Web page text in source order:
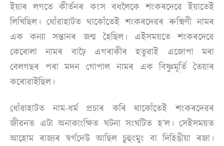
ইয়াৰ লগতে কীৰ্তনৰ কংস বধলৈকে শংকৰদেৱে ইয়াতেই
লিখিছিল। ধোঁৱাহাটত থাকোঁতেই শংকৰদেৱৰ ৰুক্মিণী নামৰ
এক কন্যা সন্তানৰ জন্ম হৈছিল। এইসময়তে শংকৰদেৱে
কেৰোলা নামৰ বাঢ়ৈ এগৰাকীৰ হতুৱাই এজোপা মৰা
বেলগছৰ পৰা মদন গোপাল নামৰ এক বিষ্ণুমূৰ্তি তৈয়াৰ
কৰোৱাইছিল।
ধোঁৱাহাটত নাম-ধৰ্ম প্ৰচাৰ কৰি থাকোঁতেই শংকৰদেৱৰ
জীৱনত এটা অনাকাংক্ষিত ঘটনা সংঘটিত হ’ল। সেইসময়ত
আহোম ৰাজ্যৰ স্বৰ্গদেউ আছিল চুহুংমুং বা দিহিঙীয়া ৰজা।